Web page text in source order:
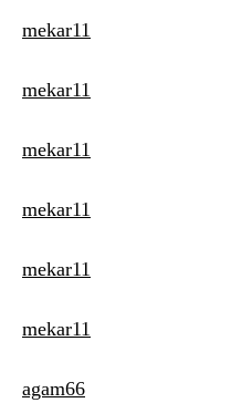
mekar11
mekar11
mekar11
mekar11
mekar11
mekar11
agam66